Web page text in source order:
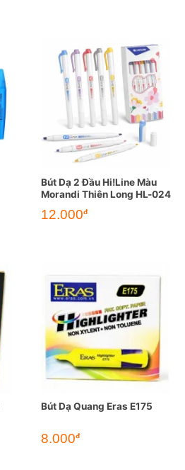
Bút Dạ 2 Đầu Hi!Line Màu
Morandi Thiên Long HL-024
12.000đ
Bút Dạ Quang Eras E175
8.000đ